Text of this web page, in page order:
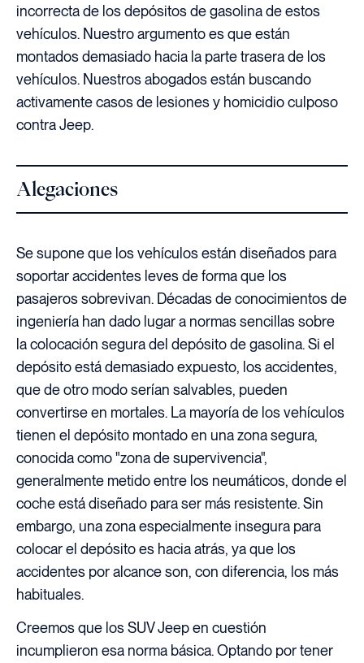
incorrecta de los depósitos de gasolina de estos
vehículos. Nuestro argumento es que están
montados demasiado hacia la parte trasera de los
vehículos. Nuestros abogados están buscando
activamente casos de lesiones y homicidio culposo
contra Jeep.
Alegaciones
Se supone que los vehículos están diseñados para
soportar accidentes leves de forma que los
pasajeros sobrevivan. Décadas de conocimientos de
ingeniería han dado lugar a normas sencillas sobre
la colocación segura del depósito de gasolina. Si el
depósito está demasiado expuesto, los accidentes,
que de otro modo serían salvables, pueden
convertirse en mortales. La mayoría de los vehículos
tienen el depósito montado en una zona segura,
conocida como "zona de supervivencia",
generalmente metido entre los neumáticos, donde el
coche está diseñado para ser más resistente. Sin
embargo, una zona especialmente insegura para
colocar el depósito es hacia atrás, ya que los
accidentes por alcance son, con diferencia, los más
habituales.
Creemos que los SUV Jeep en cuestión
incumplieron esa norma básica. Optando por tener